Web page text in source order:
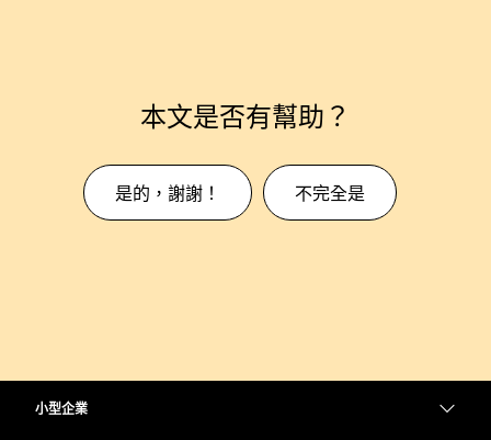
本文是否有幫助？
是的，謝謝！ 不完全是
小型企業